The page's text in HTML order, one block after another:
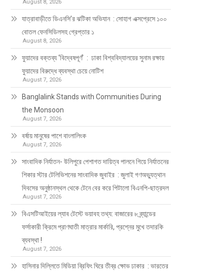
August 8, 2026
যাত্রাবাড়ীতে ডিএনসি’র ঝটিকা অভিযান : সোহাগ এক্সপ্রেসে ১০০
বোতল ফেনসিডিলসহ গ্রেপ্তার ১
August 8, 2026
ফুয়াদের বক্তব্য ‘বিদ্বেষপূর্ণ’ : ঢাকা বিশ্ববিদ্যালয়ের সুনাম রক্ষায়
ফুয়াদের বিরুদ্ধে ব্যবস্থা চেয়ে নোটিশ
August 7, 2026
Banglalink Stands with Communities During
the Monsoon
August 7, 2026
বর্ষায় মানুষের পাশে বাংলালিংক
August 7, 2026
সাংবাদিক নির্যাতন- উলিপুরে পেশাগত দায়িত্ব পালনে গিয়ে নির্যাতনের
শিকার স্টার টেলিভিশনের সাংবাদিক জুবাইর : জুলাই গণঅভ্যুত্থান
দিবসের অনুষ্ঠানস্থল থেকে টেনে বের করে পিটালো বিএনপি-ছাত্রদল
August 7, 2026
বিএসটিআইয়ের ল্যাব টেস্টে ভয়াবহ তথ্য: বাজারের ৮ ব্র্যান্ডের
ফর্সাকারী ক্রিমে প্রাণঘাতী মাত্রার মার্কারি, প্রশ্নের মুখে তদারকি
ব্যবস্থা !
August 7, 2026
হাসিনার দিল্লিতে মিডিয়া ব্রিফিং ঘিরে তীব্র ক্ষোভ ঢাকার : ভারতের